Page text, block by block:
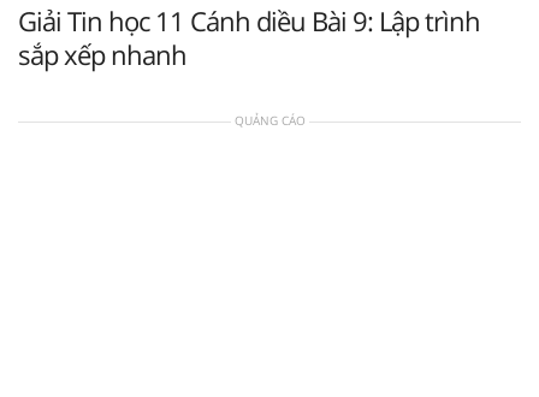
Giải Tin học 11 Cánh diều Bài 9: Lập trình
sắp xếp nhanh
QUẢNG CÁO